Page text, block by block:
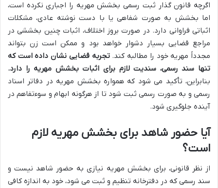
اگرچه قانون گذار ثبت رسمی بخشش مهریه را اجباری نکرده است،
اما بخشش به صورت شفاهی یا با دست نوشته عادی، مشکلات
اثباتی فراوانی دارد. در صورت بروز اختلاف، اثبات چنین بخششی در
مراجع قضایی بسیار دشوار خواهد بود و ممکن است زن بتواند
مجدداً مهریه خود را مطالبه کند.تجربه قضایی نشان داده است که
تنها سند رسمی، سندیت لازم برای اثبات بخشش مهریه را دارد.
بنابراین، تأکید می شود که همواره بخشش مهریه در دفاتر اسناد
رسمی و به صورت رسمی ثبت شود تا از هرگونه ابهام و سوءتفاهم در
آینده جلوگیری شود.
آیا حضور شاهد برای بخشش مهریه لازم
است؟
از نظر قانونی، برای بخشش مهریه نیازی به حضور شاهد نیست و
سند رسمی که در دفترخانه تنظیم و ثبت می شود، خود به اندازه کافی